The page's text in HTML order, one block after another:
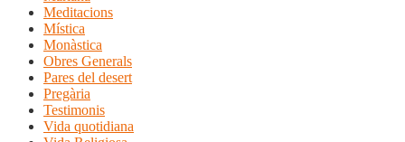
Meditacions
Mística
Monàstica
Obres Generals
Pares del desert
Pregària
Testimonis
Vida quotidiana